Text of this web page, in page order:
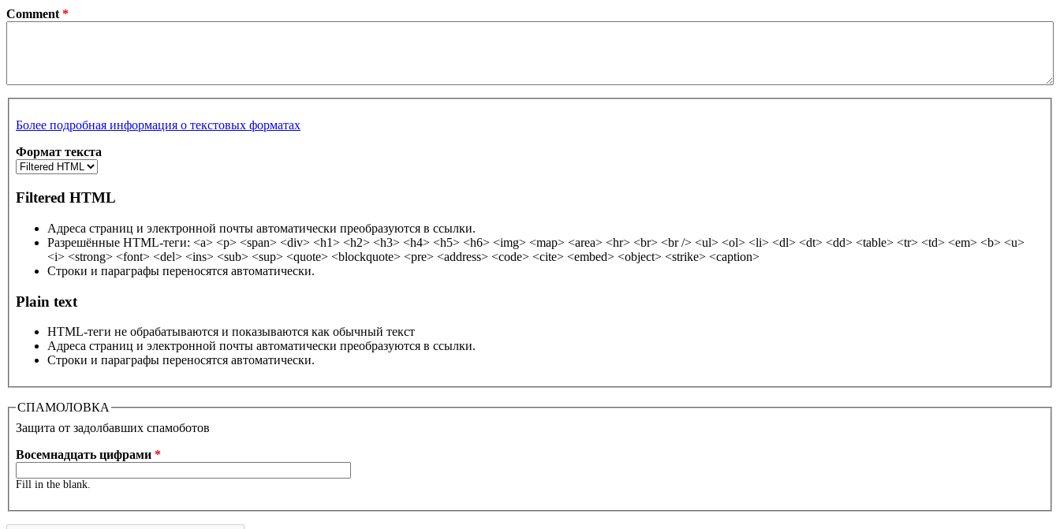
Comment*
Более подробная информация о текстовых форматах
Формат текста
Filtered HTML
Адреса страниц и электронной почты автоматически преобразуются в ссылки.
Разрешённые HTML-теги: <a> <p> <span> <div> <h1> <h2> <h3> <h4> <h5> <h6> <img> <map> <area> <hr> <br> <br /> <ul> <ol> <li> <dl> <dt> <dd> <table> <tr> <td> <em> <b> <u>
<i> <strong> <font> <del> <ins> <sub> <sup> <quote> <blockquote> <pre> <address> <code> <cite> <embed> <object> <strike> <caption>
Строки и параграфы переносятся автоматически.
Plain text
HTML-теги не обрабатываются и показываются как обычный текст
Адреса страниц и электронной почты автоматически преобразуются в ссылки.
Строки и параграфы переносятся автоматически.
СПАМОЛОВКА
Защита от задолбавших спамоботов
Восемнадцать цифрами *
Fill in the blank.